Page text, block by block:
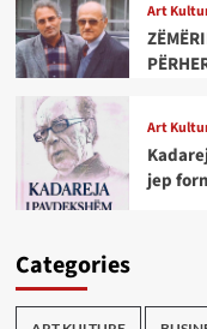
Art
Art
jep
Categories